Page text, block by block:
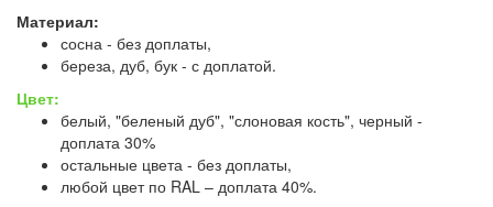
Материал:
сосна - без доплаты,
береза, дуб, бук - с доплатой.
Цвет:
белый, "беленый дуб", "слоновая кость", черный -
доплата 30%
остальные цвета - без доплаты,
любой цвет по RAL – доплата 40%.